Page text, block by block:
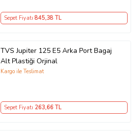
Sepet Fiyatı 845,38 TL
TVS Jupiter 125 E5 Arka Port Bagaj
Alt Plastiği Orjinal
Kargo ile Teslimat
Sepet Fiyatı 263,66 TL